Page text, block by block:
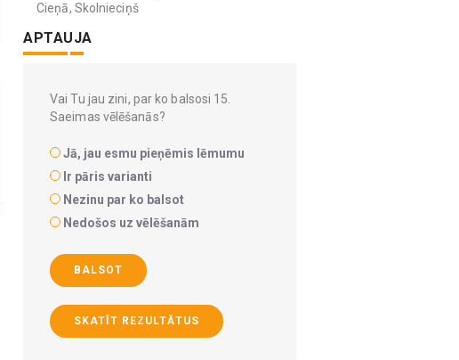
Cieņā, Skolnieciņš
APTAUJA
Vai Tu jau zini, par ko balsosi 15.
Saeimas vēlēšanās?
Jā, jau esmu pieņēmis lēmumu
Ir pāris varianti
Nezinu par ko balsot
Nedošos uz vēlēšanām
BALSOT
SKATĪT REZULTĀTUS